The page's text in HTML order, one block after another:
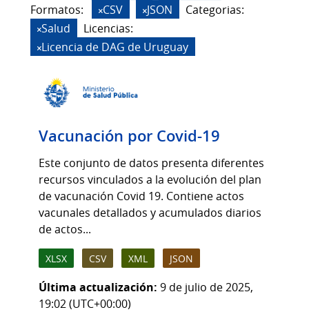
Formatos:
CSV JSON
Categorias:
Salud
Licencias:
Licencia de DAG de Uruguay
Vacunación por Covid-19
Este conjunto de datos presenta diferentes
recursos vinculados a la evolución del plan
de vacunación Covid 19. Contiene actos
vacunales detallados y acumulados diarios
de actos...
XLSX CSV XML JSON
Última actualización: 9 de julio de 2025,
19:02 (UTC+00:00)